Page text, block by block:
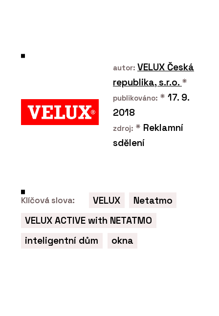
PRODUKTY
Okenní a dveřní systém s
tepelnou izolací MB-79N -
O FIRMĚ
Aluprof System Czech
s.r.o.
autor: VELUX Česká
republika, s.r.o. *
publikováno: * 17. 9.
2018
zdroj: * Reklamní
sdělení
Klíčová slova: VELUX
Netatmo
VELUX ACTIVE with NETATMO
inteligentní dům
okna